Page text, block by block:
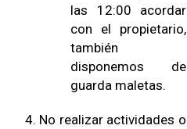
las 12:00 acordar
con el propietario,
también
disponemos de
guarda maletas.
No realizar actividades o